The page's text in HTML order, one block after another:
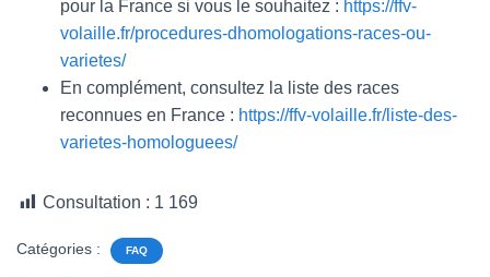
pour la France si vous le souhaitez : https://ffv-
volaille.fr/procedures-dhomologations-races-ou-
varietes/
En complément, consultez la liste des races
reconnues en France : https://ffv-volaille.fr/liste-des-
varietes-homologuees/
Consultation : 1 169
Catégories : FAQ